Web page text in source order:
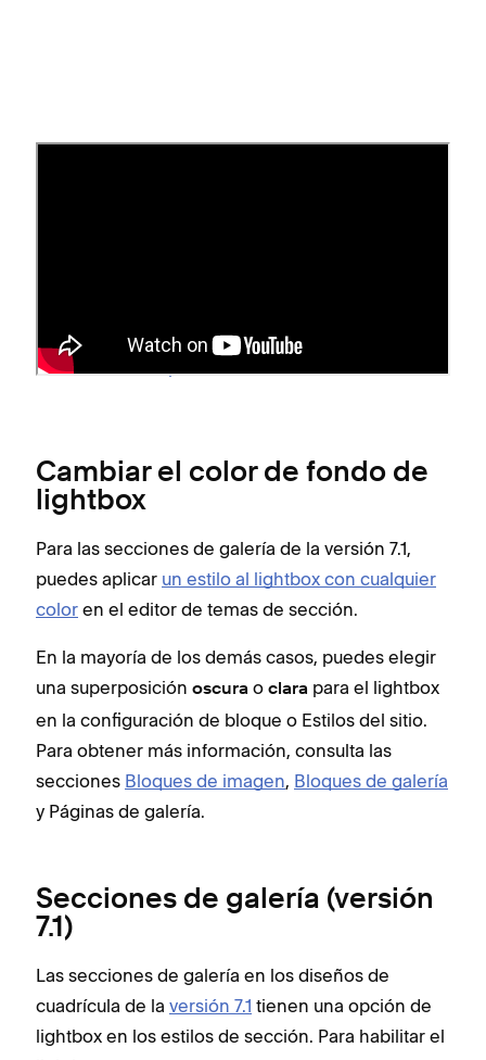
opciones de la página de galería varían
función de la plantilla
Cambiar el color de fondo de
lightbox
Para las secciones de galería de la versión 7.1,
puedes aplicar un estilo al lightbox con cualquier
color en el editor de temas de sección.
En la mayoría de los demás casos, puedes elegir
una superposición oscura o clara para el lightbox
en la configuración de bloque o Estilos del sitio.
Para obtener más información, consulta las
secciones Bloques de imagen, Bloques de galería
y Páginas de galería.
Secciones de galería (versión
7.1)
Las secciones de galería en los diseños de
cuadrícula de la versión 7.1 tienen una opción de
lightbox en los estilos de sección. Para habilitar el